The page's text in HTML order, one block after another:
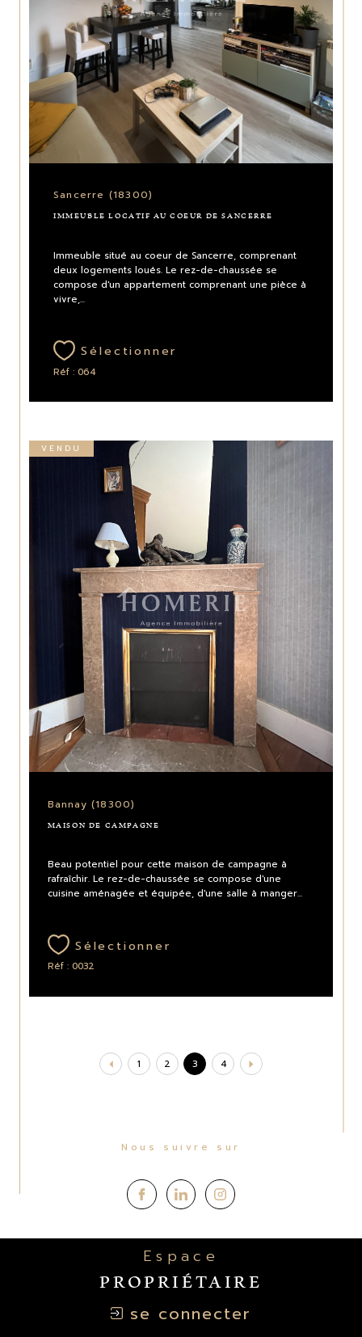
Sancerre (18300)
IMMEUBLE LOCATIF AU COEUR DE SANCERRE
Immeuble situé au coeur de Sancerre, comprenant
deux logements loués. Le rez-de-chaussée se
compose d'un appartement comprenant une pièce à
vivre,...
Sélectionner
Réf : 064
Bannay (18300)
MAISON DE CAMPAGNE
Beau potentiel pour cette maison de campagne à
rafraîchir. Le rez-de-chaussée se compose d'une
cuisine aménagée et équipée, d'une salle à manger...
Sélectionner
Réf : 0032
VENDU
1 2 3 4
Nous suivre sur
Espace
PROPRIÉTAIRE
se connecter